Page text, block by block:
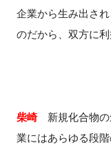
企業から生み出さ
のだから、双方に利
柴崎新規化合物の
業にはあらゆる段